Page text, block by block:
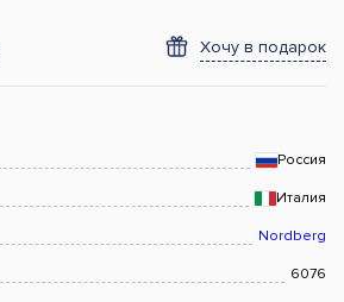
Хочу в подарок
Россия
Италия
Nordberg
6076